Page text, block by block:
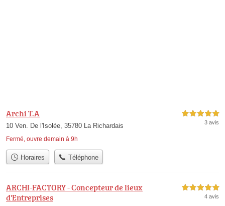
Archi T.A
10 Ven. De l'Isolée, 35780 La Richardais
Fermé, ouvre demain à 9h
5,0 étoiles sur 5
3 avis
Horaires Téléphone
ARCHI-FACTORY - Concepteur de lieux
d'Entreprises
5,0 étoiles sur 5
4 avis